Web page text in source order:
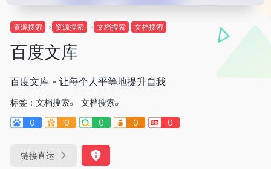
资源搜索 资源搜索 文档搜索 文档搜索
百度文库
百度文库 - 让每个人平等地提升自我
标签： 文档搜索
文档搜索
0
0 0 0 0
链接直达